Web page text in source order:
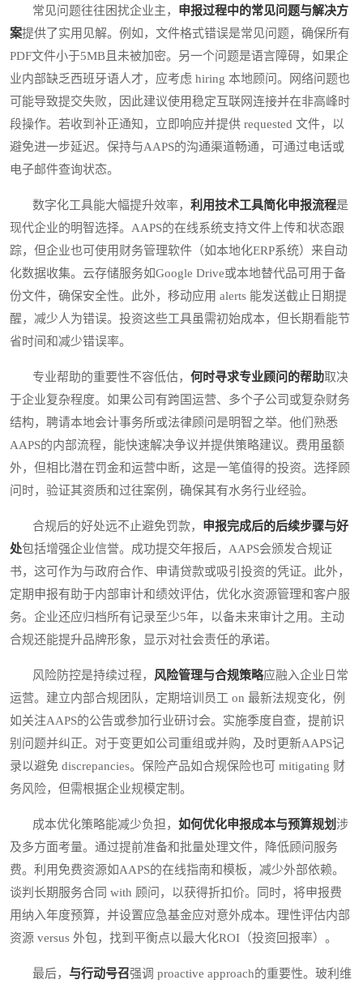
常见问题往往困扰企业主， 申报过程中的常见问题与解决方
案提供了实用见解。例如，文件格式错误是常见问题，确保所有
PDF文件小于5MB且未被加密。另一个问题是语言障碍，如果企
业内部缺乏西班牙语人才，应考虑 hiring 本地顾问。网络问题也
可能导致提交失败，因此建议使用稳定互联网连接并在非高峰时
段操作。若收到补正通知，立即响应并提供 requested 文件，以
避免进一步延迟。保持与AAPS的沟通渠道畅通，可通过电话或
电子邮件查询状态。
数字化工具能大幅提升效率， 利用技术工具简化申报流程是
现代企业的明智选择。AAPS的在线系统支持文件上传和状态跟
踪，但企业也可使用财务管理软件（如本地化ERP系统）来自动
化数据收集。云存储服务如Google Drive或本地替代品可用于备
份文件，确保安全性。此外，移动应用 alerts 能发送截止日期提
醒，减少人为错误。投资这些工具虽需初始成本，但长期看能节
省时间和减少错误率。
专业帮助的重要性不容低估， 何时寻求专业顾问的帮助取决
于企业复杂程度。如果公司有跨国运营、多个子公司或复杂财务
结构，聘请本地会计事务所或法律顾问是明智之举。他们熟悉
AAPS的内部流程，能快速解决争议并提供策略建议。费用虽额
外，但相比潜在罚金和运营中断，这是一笔值得的投资。选择顾
问时，验证其资质和过往案例，确保其有水务行业经验。
合规后的好处远不止避免罚款， 申报完成后的后续步骤与好
处包括增强企业信誉。成功提交年报后，AAPS会颁发合规证
书，这可作为与政府合作、申请贷款或吸引投资的凭证。此外，
定期申报有助于内部审计和绩效评估，优化水资源管理和客户服
务。企业还应归档所有记录至少5年，以备未来审计之用。主动
合规还能提升品牌形象，显示对社会责任的承诺。
风险防控是持续过程， 风险管理与合规策略应融入企业日常
运营。建立内部合规团队，定期培训员工 on 最新法规变化，例
如关注AAPS的公告或参加行业研讨会。实施季度自查，提前识
别问题并纠正。对于变更如公司重组或并购，及时更新AAPS记
录以避免 discrepancies。保险产品如合规保险也可 mitigating 财
务风险，但需根据企业规模定制。
成本优化策略能减少负担， 如何优化申报成本与预算规划涉
及多方面考量。通过提前准备和批量处理文件，降低顾问服务
费。利用免费资源如AAPS的在线指南和模板，减少外部依赖。
谈判长期服务合同 with 顾问，以获得折扣价。同时，将申报费
用纳入年度预算，并设置应急基金应对意外成本。理性评估内部
资源 versus 外包，找到平衡点以最大化ROI（投资回报率）。
最后， 与行动号召强调 proactive approach的重要性。玻利维